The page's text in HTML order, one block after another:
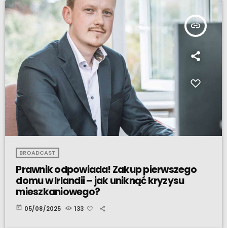
insert_link
BROADCAST
Prawnik odpowiada! Zakup pierwszego
domu w Irlandii – jak uniknąć kryzysu
mieszkaniowego?
today 05/08/2025 133